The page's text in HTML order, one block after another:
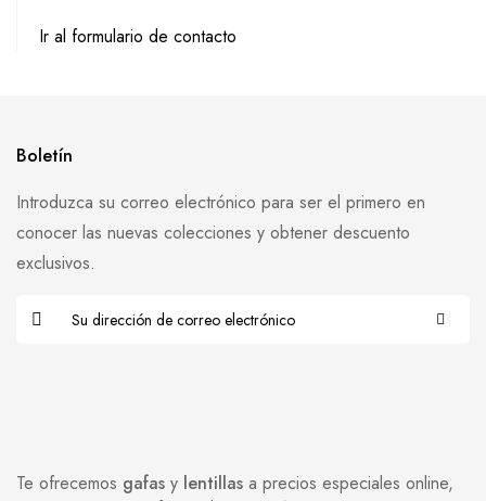
Ir al formulario de contacto
Te ofrecemos gafas y lentillas a precios especiales online,
Boletín
Introduzca su correo electrónico para ser el primero en
conocer las nuevas colecciones y obtener descuento
exclusivos.